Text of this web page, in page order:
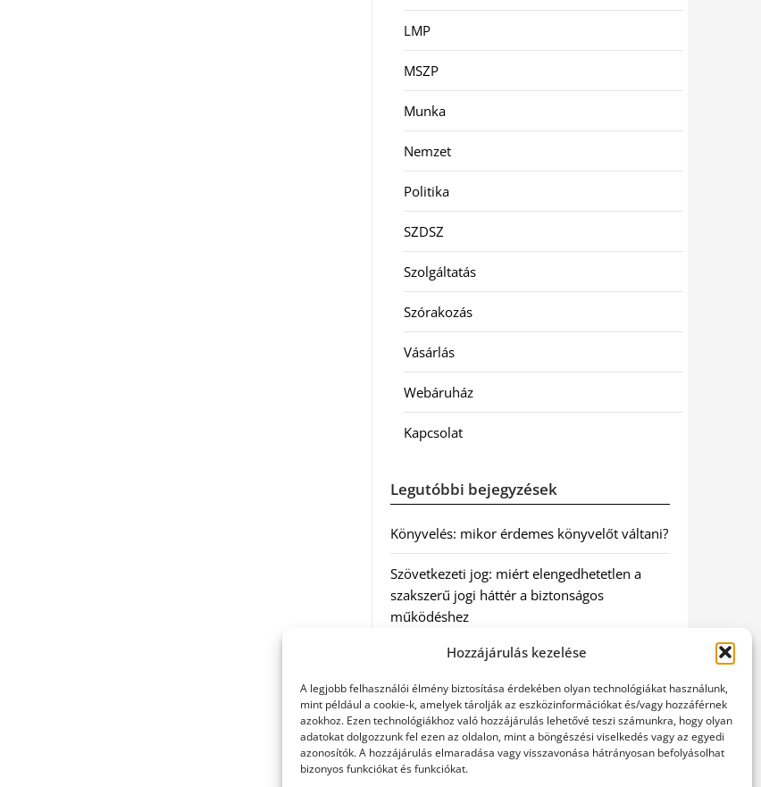
Hozzájárulás kezelése
A legjobb felhasználói élmény biztosítása érdekében olyan technológiákat használunk,
mint például a cookie-k, amelyek tárolják az eszközinformációkat és/vagy hozzáférnek
azokhoz. Ezen technológiákhoz való hozzájárulás lehetővé teszi számunkra, hogy olyan
adatokat dolgozzunk fel ezen az oldalon, mint a böngészési viselkedés vagy az egyedi
azonosítók. A hozzájárulás elmaradása vagy visszavonása hátrányosan befolyásolhat
bizonyos funkciókat és funkciókat.
LMP
MSZP
Munka
Nemzet
Politika
SZDSZ
Szolgáltatás
Szórakozás
Vásárlás
Webáruház
Kapcsolat
Legutóbbi bejegyzések
Könyvelés: mikor érdemes könyvelőt váltani?
Szövetkezeti jog: miért elengedhetetlen a
szakszerű jogi háttér a biztonságos
működéshez
Munkajogi ügyvéd: miért nem érdemes várni
Tüll anyag: elegancia és sokoldalúság a
Szakatex kínálatában